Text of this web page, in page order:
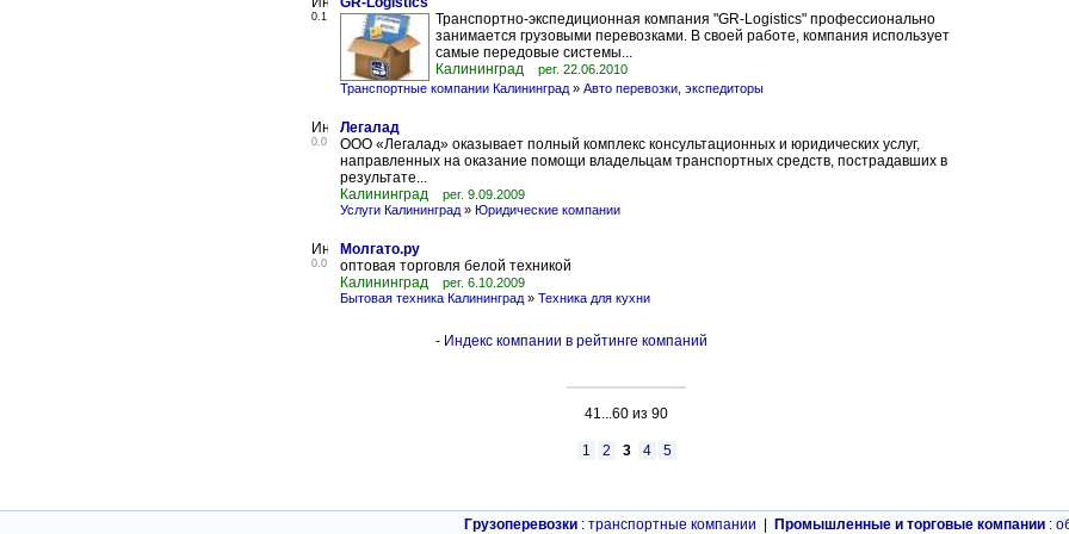
0.1
Транспортно-экспедиционная компания "GR-Logistics" профессионально
занимается грузовыми перевозками. В своей работе, компания использует
самые передовые системы...
Калининград
рег. 22.06.2010
Транспортные компании Калининград » Авто перевозки, экспедиторы
0.0
Легалад
ООО «Легалад» оказывает полный комплекс консультационных и юридических услуг,
направленных на оказание помощи владельцам транспортных средств, пострадавших в
результате...
Калининград
рег. 9.09.2009
Услуги Калининград » Юридические компании
0.0
Молгато.ру
оптовая торговля белой техникой
Калининград
рег. 6.10.2009
Бытовая техника Калининград » Техника для кухни
- Индекс компании в рейтинге компаний
41...60 из 90
1 2 3 4 5
Грузоперевозки : транспортные компании Промышленные и торговые компании :